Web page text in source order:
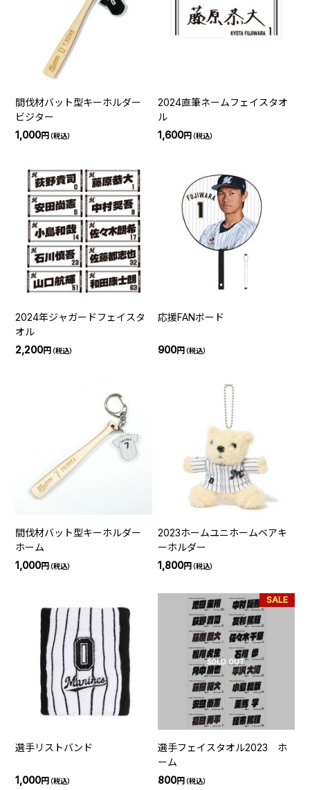
間伐材バット型キーホルダー
ビジター
1,000円（税込）
2024直筆ネームフェイスタオ
ル
1,600円（税込）
2024年ジャガードフェイスタ
オル
2,200円（税込）
応援FANボード
900円（税込）
間伐材バット型キーホルダー
ホーム
1,000円（税込）
2023ホームユニホームベアキ
ーホルダー
1,800円（税込）
選手リストバンド
1,000円（税込）
SOLD OUT
SALE
選手フェイスタオル2023 ホ
ーム
800円（税込）